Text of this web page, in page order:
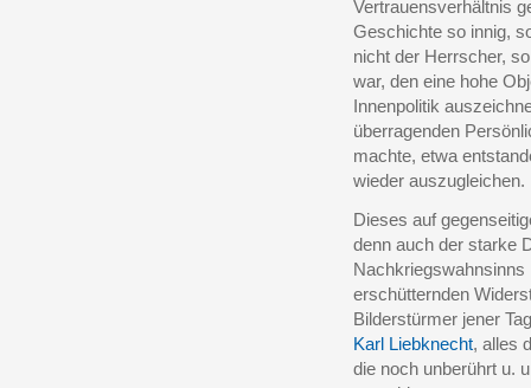
Vertrauensverhältnis
Geschichte so innig,
nicht der Herrscher,
war, den eine hohe
Innenpolitik
überragenden
machte, etwa
wieder auszugleichen.
Dieses auf
denn auch der starke
Nachkriegswahnsinns
erschütternden
Bilderstürmer jener
Karl Liebknecht, alles
die noch unberührt u.